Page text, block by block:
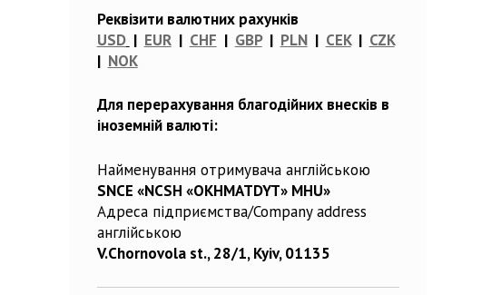
Реквізити валютних рахунків
USD | EUR| CHF | GBP| PLN| CEK| CZK
| NOK
Для перерахування благодійних внесків в
іноземній валюті:
Найменування отримувача англійською
SNCE «NCSH «OKHMATDYT» MHU»
Адреса підприємства/Company address
англійською
V.Chornovola st., 28/1, Kyiv, 01135